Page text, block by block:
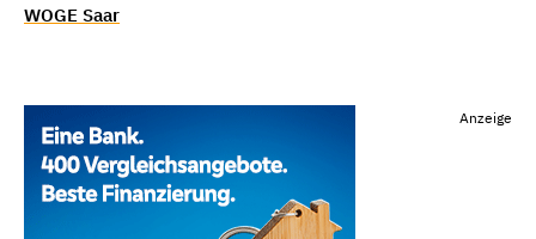
WOGE Saar
Anzeige